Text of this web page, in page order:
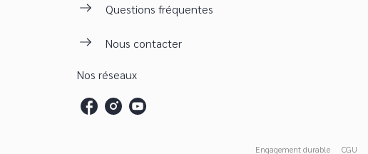
Questions fréquentes
Nous contacter
Nos réseaux
Engagement durable CGU